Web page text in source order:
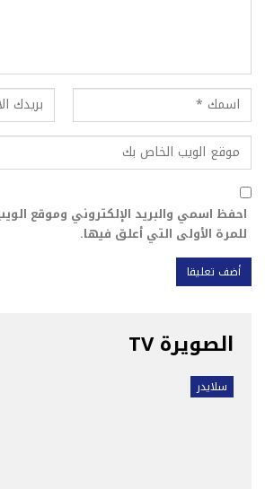
احفظ اسمي والبريد الإلكتروني وموقع
للمرة الأولى التي أعلق فيها.
الصويرة TV
سلايدر